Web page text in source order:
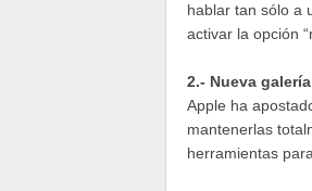
hablar tan sólo a
activar la opción
2.- Nueva
Apple ha
mantenerlas
herramientas